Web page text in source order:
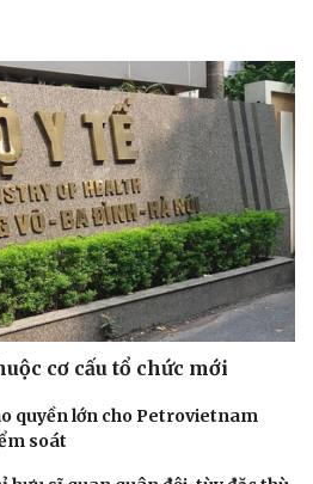
cơ cấu tổ chức mới
quyền lớn cho Petrovietnam
soát